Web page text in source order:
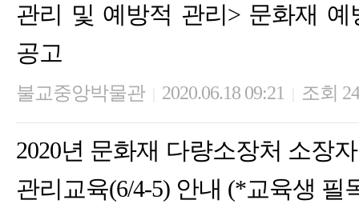
관리 및 예방적 관리> 문화재
공고
불교중앙박물관 2020.06.18 09:21 조회
2020년 문화재 다량소장처 소장
관리교육(6/4-5) 안내 (*교육생 필